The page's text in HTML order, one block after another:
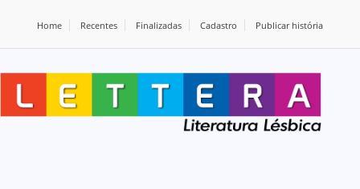
Home Recentes Finalizadas Cadastro Publicar história